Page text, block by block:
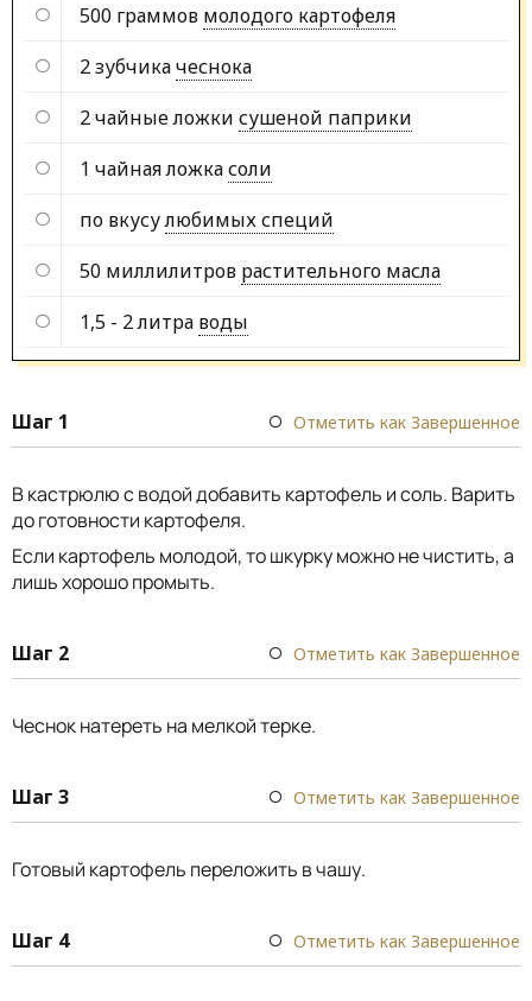
500 граммов молодого картофеля
2 зубчикачеснока
2 чайные ложки сушеной паприки
1 чайная ложкасоли
по вкусулюбимых специй
50 миллилитров растительного масла
1,5 - 2 литра воды
Шаг 1 Отметить как Завершенное
В кастрюлю с водой добавить картофель и соль. Варить
до готовности картофеля.
Если картофель молодой, то шкурку можно не чистить, а
лишь хорошо промыть.
Шаг 2 Отметить как Завершенное
Чеснок натереть на мелкой терке.
Шаг 3 Отметить как Завершенное
Готовый картофель переложить в чашу.
Шаг 4 Отметить как Завершенное